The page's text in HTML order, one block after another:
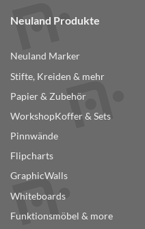
Neuland Produkte
Neuland Marker
Stifte, Kreiden & mehr
Papier & Zubehör
WorkshopKoffer & Sets
Pinnwände
Flipcharts
GraphicWalls
Whiteboards
Funktionsmöbel & more